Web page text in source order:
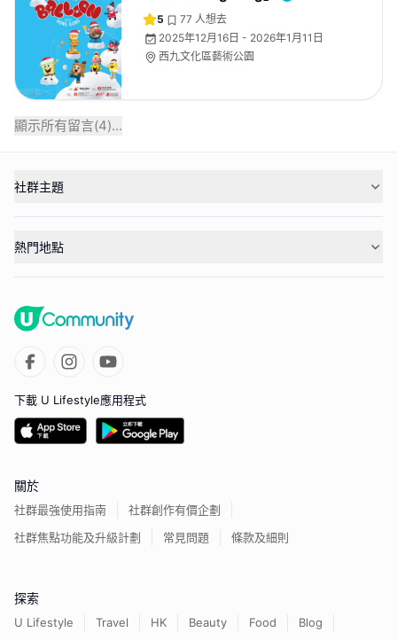
5 77 人想去
2025年12月16日 - 2026年1月11日
西九文化區藝術公園
顯示所有留言(4)...
社群主題
熱門地點
下載 U Lifestyle應用程式
關於
社群最強使用指南
社群創作有價企劃
社群焦點功能及升級計劃
常見問題 條款及細則
探索
U Lifestyle Travel HK Beauty Food Blog